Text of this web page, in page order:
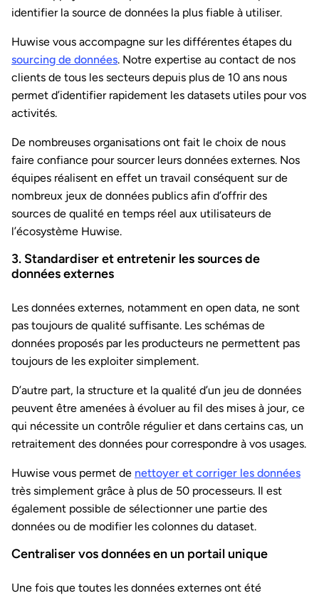
identifier la source de données la plus fiable à utiliser.
Huwise vous accompagne sur les différentes étapes du
sourcing de données. Notre expertise au contact de nos
clients de tous les secteurs depuis plus de 10 ans nous
permet d’identifier rapidement les datasets utiles pour vos
activités.
De nombreuses organisations ont fait le choix de nous
faire confiance pour sourcer leurs données externes. Nos
équipes réalisent en effet un travail conséquent sur de
nombreux jeux de données publics afin d’offrir des
sources de qualité en temps réel aux utilisateurs de
l’écosystème Huwise.
3. Standardiser et entretenir les sources de
données externes
Les données externes, notamment en open data, ne sont
pas toujours de qualité suffisante. Les schémas de
données proposés par les producteurs ne permettent pas
toujours de les exploiter simplement.
D’autre part, la structure et la qualité d’un jeu de données
peuvent être amenées à évoluer au fil des mises à jour, ce
qui nécessite un contrôle régulier et dans certains cas, un
retraitement des données pour correspondre à vos usages.
Huwise vous permet de nettoyer et corriger les données
très simplement grâce à plus de 50 processeurs. Il est
également possible de sélectionner une partie des
données ou de modifier les colonnes du dataset.
Centraliser vos données en un portail unique
Une fois que toutes les données externes ont été